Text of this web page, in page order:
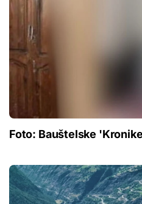
Foto: Bauštelske